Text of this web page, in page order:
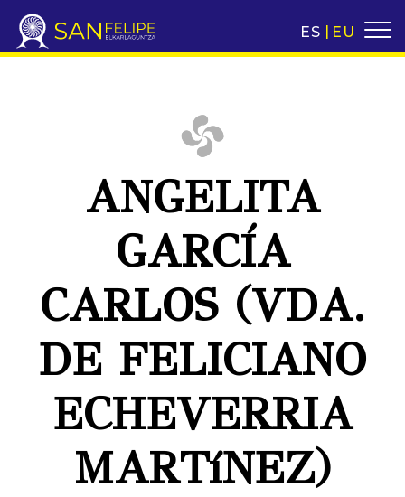
ES EU
ANGELITA
GARCÍA
CARLOS (VDA.
DE FELICIANO
ECHEVERRIA
MARTíNEZ)